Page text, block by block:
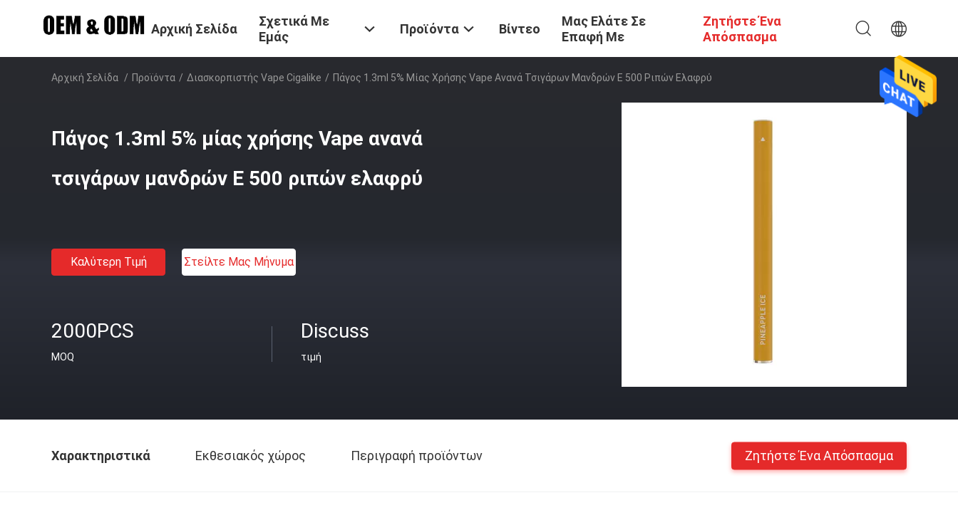
Αρχική Σελίδα
Σχετικά Με
Εμάς
Προϊόντα Βίντεο
Μας Ελάτε Σε
Επαφή Με
Ζητήστε Ένα
Απόσπασμα
Αρχική Σελίδα / Προϊόντα / Διασκορπιστής Vape Cigalike / Πάγος 1.3ml 5% Μίας Χρήσης Vape Ανανά Τσιγάρων Μανδρών Ε 500 Ριπών Ελαφρύ
Πάγος 1.3ml 5% μίας χρήσης Vape ανανά
τσιγάρων μανδρών Ε 500 ριπών ελαφρύ
Καλύτερη Τιμή Στείλτε Μας Μήνυμα
2000PCS
MOQ
Discuss
τιμή
Χαρακτηριστικά Εκθεσιακός χώρος Περιγραφή προϊόντων Ζητήστε Ένα Απόσπασμα